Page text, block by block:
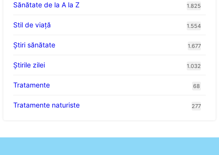
Sănătate de la A la Z 1.825
Stil de viaţă 1.554
Ştiri sănătate 1.677
Știrile zilei 1.032
Tratamente 68
Tratamente naturiste 277